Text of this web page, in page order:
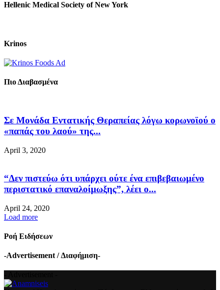
Hellenic Medical Society of New York
Krinos
Πιο Διαβασμένα
Σε Μονάδα Εντατικής Θεραπείας λόγω κορωνοϊού ο
«παπάς του λαού» της...
April 3, 2020
“Δεν πιστεύω ότι υπάρχει ούτε ένα επιβεβαιωμένο
περιστατικό επαναλοίμωξης”, λέει ο...
April 24, 2020
Load more
Ροή Ειδήσεων
-Advertisement / Διαφήμιση-